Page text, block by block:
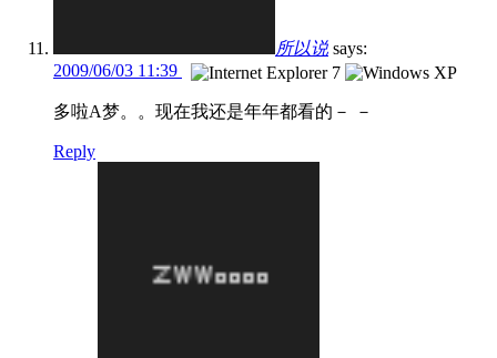
所以说 says:
2009/06/03 11:39
多啦A梦。。现在我还是年年都看的－ －
Reply